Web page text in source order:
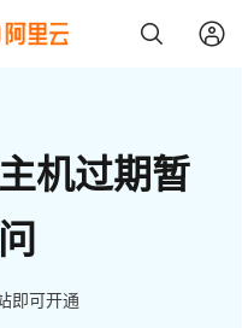
机过期暂
即可开通